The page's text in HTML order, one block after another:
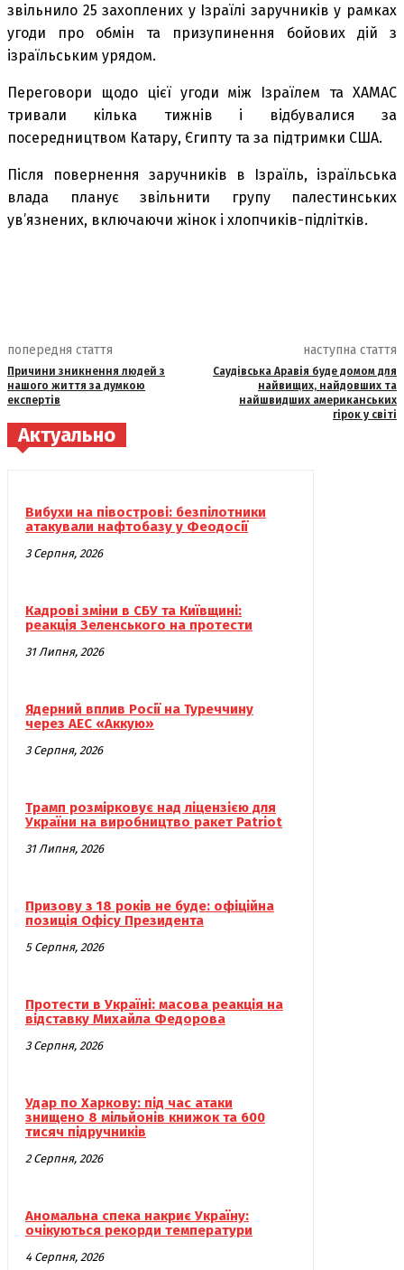
звільнило 25 захоплених у Ізраїлі заручників у рамках
угоди про обмін та призупинення бойових дій з
ізраїльським урядом.
Переговори щодо цієї угоди між Ізраїлем та ХАМАС
тривали кілька тижнів і відбувалися за
посередництвом Катару, Єгипту та за підтримки США.
Після повернення заручників в Ізраїль, ізраїльська
влада планує звільнити групу палестинських
ув’язнених, включаючи жінок і хлопчиків-підлітків.
попередня стаття
Причини зникнення людей з
нашого життя за думкою
експертів
наступна стаття
Саудівська Аравія буде домом для
найвищих, найдовших та
найшвидших американських
гірок у світі
Актуально
Вибухи на півострові: безпілотники
атакували нафтобазу у Феодосії
3 Серпня, 2026
Кадрові зміни в СБУ та Київщині:
реакція Зеленського на протести
31 Липня, 2026
Ядерний вплив Росії на Туреччину
через АЕС «Аккую»
3 Серпня, 2026
Трамп розмірковує над ліцензією для
України на виробництво ракет Patriot
31 Липня, 2026
Призову з 18 років не буде: офіційна
позиція Офісу Президента
5 Серпня, 2026
Протести в Україні: масова реакція на
відставку Михайла Федорова
3 Серпня, 2026
Удар по Харкову: під час атаки
знищено 8 мільйонів книжок та 600
тисяч підручників
2 Серпня, 2026
Аномальна спека накриє Україну:
очікуються рекорди температури
4 Серпня, 2026